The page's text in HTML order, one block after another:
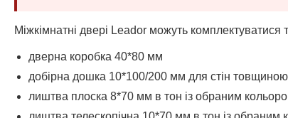
Міжкімнатні двері Leador можуть
дверна коробка 40*80 мм
добірна дошка 10*100/200 мм для стін
лиштва плоска 8*70 мм в тон із обраним